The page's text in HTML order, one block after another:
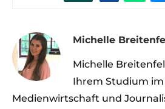
Michelle
Michelle
Ihrem Studium im
Medienwirtschaft und